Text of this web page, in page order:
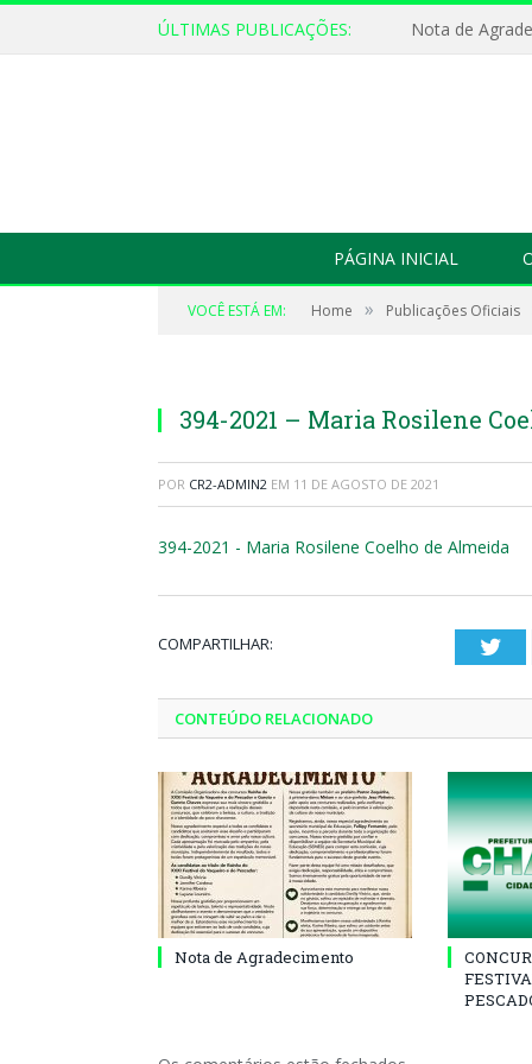
ÚLTIMAS PUBLICAÇÕES: Nota de
PÁGINA INICIAL
VOCÊ ESTÁ EM: Home » Publicações Oficiais
394-2021 – Maria Rosilene
POR CR2-ADMIN2 EM 11 DE AGOSTO DE 2021
394-2021 - Maria Rosilene Coelho de Almeida
COMPARTILHAR:
CONTEÚDO RELACIONADO
Nota de Agradecimento